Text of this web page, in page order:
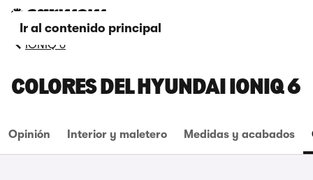
Ir al contenido principal
IONIQ 6
COLORES DEL HYUNDAI IONIQ 6
Opinión Interior y maletero Medidas y acabados